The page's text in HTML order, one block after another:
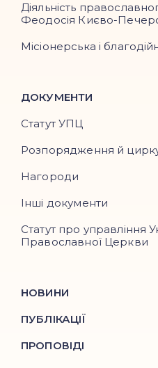
Діяльність
Феодосія Києво-
Місіонерська і
ДОКУМЕНТИ
Статут УПЦ
Розпорядження й
Нагороди
Інші документи
Статут про управління
Православної Церкви
НОВИНИ
ПУБЛІКАЦІЇ
ПРОПОВІДІ